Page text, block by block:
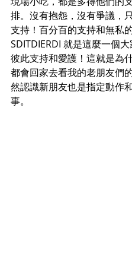
排。沒有抱怨，沒有爭議，
支持！百分百的支持和無私
SDITDIERDI 就是這麼一個
彼此支持和愛護！這就是為
都會回家去看我的老朋友們
然認識新朋友也是指定動作
事。